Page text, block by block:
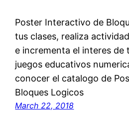
Poster Interactivo de
tus clases, realiza
e incrementa el interes de
juegos educativos
conocer el catalogo de
Bloques Logicos
March 22, 2018